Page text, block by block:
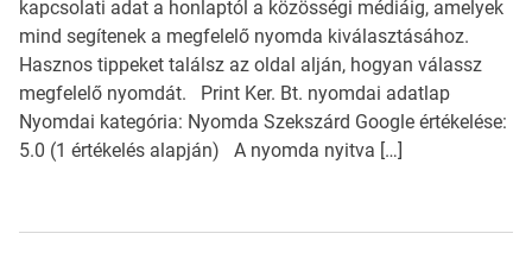
kapcsolati adat a honlaptól a közösségi médiáig, amelyek
mind segítenek a megfelelő nyomda kiválasztásához.
Hasznos tippeket találsz az oldal alján, hogyan válassz
megfelelő nyomdát. Print Ker. Bt. nyomdai adatlap
Nyomdai kategória: Nyomda Szekszárd Google értékelése:
5.0 (1 értékelés alapján) A nyomda nyitva […]